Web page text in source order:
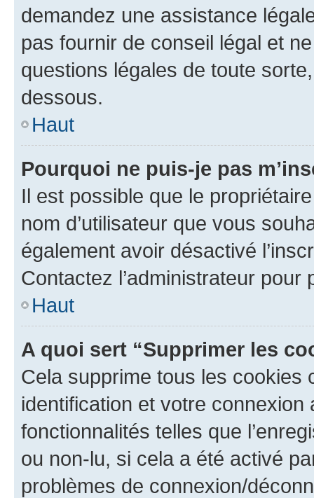
demandez une assistance
pas fournir de conseil légal et
questions légales de toute
dessous.
Haut
Pourquoi ne puis-je pas
Il est possible que le
nom d’utilisateur que vous
également avoir désactivé
Contactez l’administrateur
Haut
A quoi sert “Supprimer les
Cela supprime tous les cookies
identification et votre
fonctionnalités telles que
ou non-lu, si cela a été activé
problèmes de connexion/